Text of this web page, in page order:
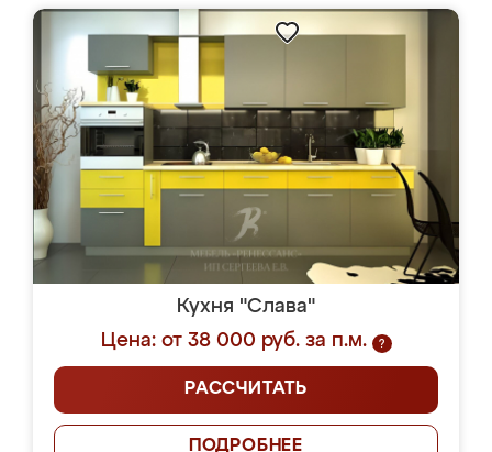
Кухня "Слава"
Цена: от 38 000 руб. за п.м.
?
РАССЧИТАТЬ
ПОДРОБНЕЕ